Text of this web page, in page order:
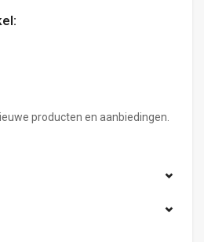
producten en aanbiedingen.